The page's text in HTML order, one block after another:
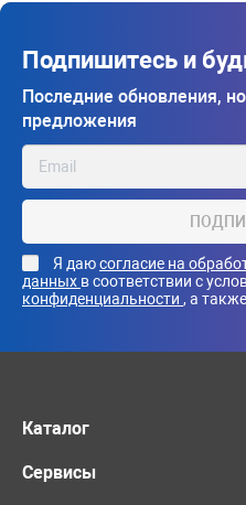
Подпишитесь и
Последние обновления,
предложения
Я даюсогласие на
данных в соответствии с
конфиденциальности , а
Каталог
Сервисы